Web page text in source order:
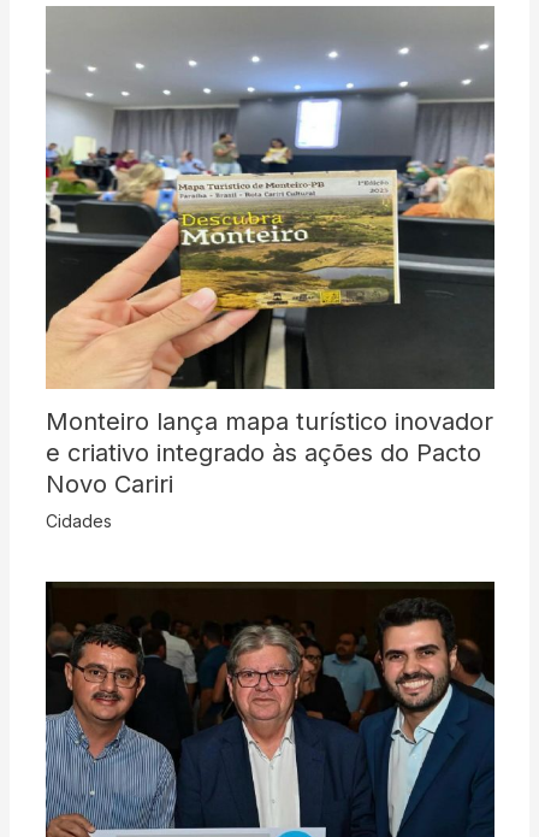
Monteiro lança mapa turístico inovador
e criativo integrado às ações do Pacto
Novo Cariri
Cidades